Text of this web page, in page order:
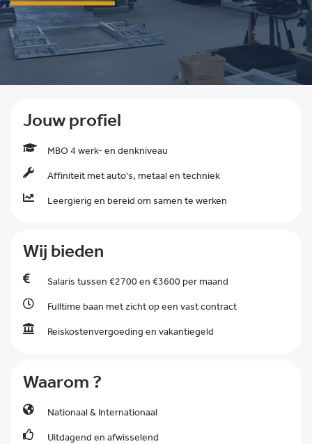
Jouw profiel
MBO 4 werk- en denkniveau
Affiniteit met auto's, metaal en techniek
Leergierig en bereid om samen te werken
Wij bieden
Salaris tussen €2700 en €3600 per maand
Fulltime baan met zicht op een vast contract
Reiskostenvergoeding en vakantiegeld
Waarom ?
Nationaal & Internationaal
Uitdagend en afwisselend